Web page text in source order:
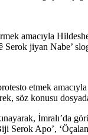
amacıyla
jiyan Nabe’
etmek
söz konusu
İmralı’da
Serok Apo’,